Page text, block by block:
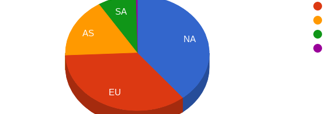
NA
SA
AS
EU